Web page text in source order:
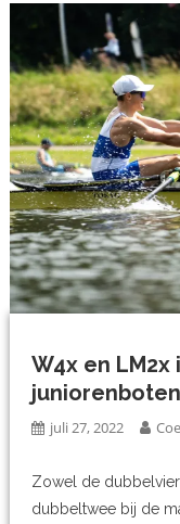
W4x en LM2x
juli 27, 2022
Zowel de
dubbeltwee bij de